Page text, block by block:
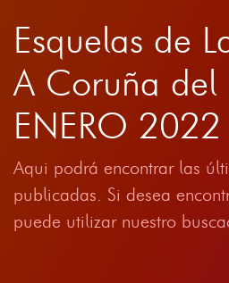
Esquelas de
A Coruña del
ENERO 2022
Aqui podrá encontrar las
publicadas. Si desea
puede utilizar nuestro